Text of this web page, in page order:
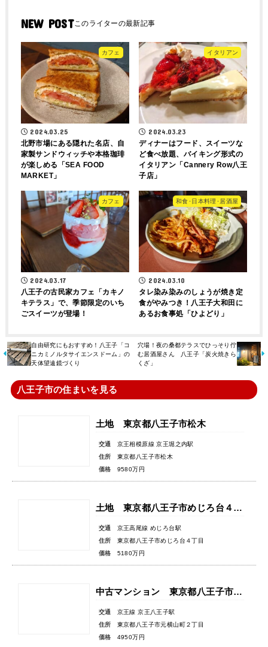
NEW POST
カフェ
2024.03.25
北野市場にある隠れた名店、自
家製サンドウィッチや本格珈琲
が楽しめる「SEA FOOD
MARKET」
イタリアン
2024.03.23
ディナーはフード、スイーツな
ど食べ放題、バイキング形式の
イタリアン「Cannery Row八王
子店」
カフェ
2024.03.17
八王子の古民家カフェ「カキノ
キテラス」で、季節限定のいち
ごスイーツが登場！
和食･日本料理･居酒屋
2024.03.10
タレ染み染みのしょうが焼き定
食がやみつき！八王子大和田に
あるお食事処「ひよどり」
自由研究にもおすすめ！八王子「コ
ニカミノルタサイエンスドーム」の
天体望遠鏡づくり
穴場！夜の桑都テラスでひっそり佇
む居酒屋さん 八王子「炭火焼きら
くざ」
八王子市の住まいを見る
土地 東京都八王子市松木
交通
京王相模原線 京王堀之内駅
住所
東京都八王子市松木
価格
9580万円
土地 東京都八王子市めじろ台４丁目
交通
京王高尾線 めじろ台駅
住所
東京都八王子市めじろ台４丁目
価格
5180万円
中古マンション 東京都八王子市元横山町２丁目
交通
京王線 京王八王子駅
住所
東京都八王子市元横山町２丁目
価格
4950万円